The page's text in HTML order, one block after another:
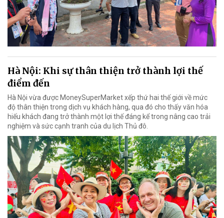
Hà Nội: Khi sự thân thiện trở thành lợi thế
điểm đến
Hà Nội vừa được MoneySuperMarket xếp thứ hai thế giới về mức
độ thân thiện trong dịch vụ khách hàng, qua đó cho thấy văn hóa
hiếu khách đang trở thành một lợi thế đáng kể trong nâng cao trải
nghiệm và sức cạnh tranh của du lịch Thủ đô.